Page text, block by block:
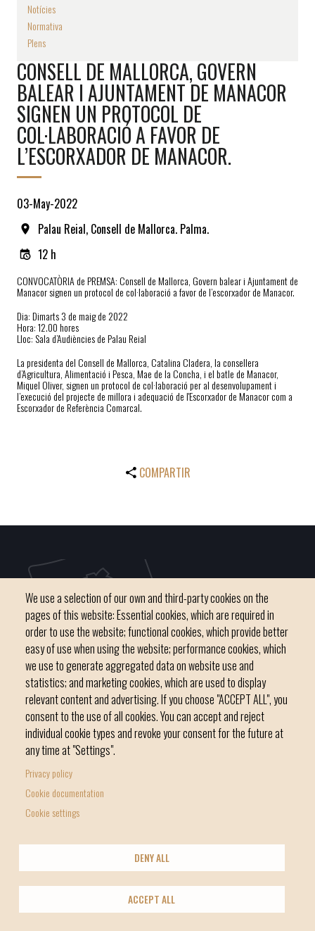
Notícies
Normativa
Plens
CONSELL DE MALLORCA, GOVERN
BALEAR I AJUNTAMENT DE MANACOR
SIGNEN UN PROTOCOL DE
COL·LABORACIÓ A FAVOR DE
L’ESCORXADOR DE MANACOR.
03-May-2022
Palau Reial, Consell de Mallorca. Palma.
12 h
CONVOCATÒRIA de PREMSA: Consell de Mallorca, Govern balear i Ajuntament de
Manacor signen un protocol de col·laboració a favor de l’escorxador de Manacor.
Dia: Dimarts 3 de maig de 2022
Hora: 12.00 hores
Lloc: Sala d’Audiències de Palau Reial
La presidenta del Consell de Mallorca, Catalina Cladera, la consellera
d’Agricultura, Alimentació i Pesca, Mae de la Concha, i el batle de Manacor,
Miquel Oliver, signen un protocol de col·laboració per al desenvolupament i
l’execució del projecte de millora i adequació de l'Escorxador de Manacor com a
Escorxador de Referència Comarcal.
COMPARTIR
Footer
menu
1
-
Home
2
Home
C / del Convent, s/n 07500 Manacor
Phone 971 84 91 00 - CIF: P0703300D
We use a selection of our own and third-party cookies on the
pages of this website: Essential cookies, which are required in
order to use the website; functional cookies, which provide better
easy of use when using the website; performance cookies, which
we use to generate aggregated data on website use and
statistics; and marketing cookies, which are used to display
relevant content and advertising. If you choose "ACCEPT ALL", you
consent to the use of all cookies. You can accept and reject
individual cookie types and revoke your consent for the future at
any time at "Settings".
Privacy policy
Cookie documentation
Cookie settings
DENY ALL
ACCEPT ALL
© Manacor Council
Data Protection Legal Notice
Licencia Creative Commons
Política de galetes (Cookies)
Xarxes socials